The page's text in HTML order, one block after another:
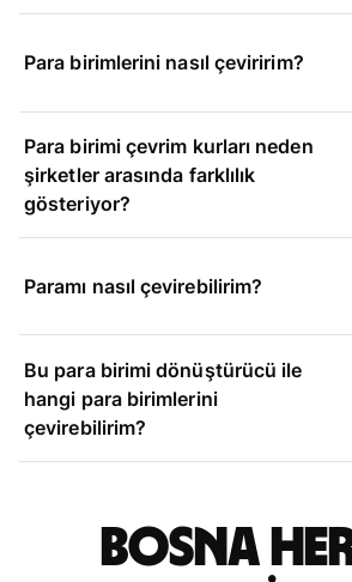
Para birimlerini nasıl çeviririm?
Para birimi çevrim kurları neden
şirketler arasında farklılık
gösteriyor?
Paramı nasıl çevirebilirim?
Bu para birimi dönüştürücü ile
hangi para birimlerini
çevirebilirim?
Bosna